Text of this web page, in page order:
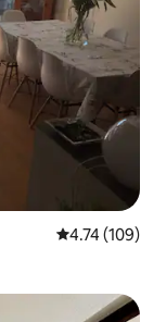
レビュー109
4.74 (109)